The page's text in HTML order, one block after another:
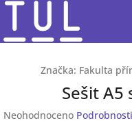
Přejít
obsah
Značka: Fakulta
Sešit A5
Průměrné
Neohodnoceno